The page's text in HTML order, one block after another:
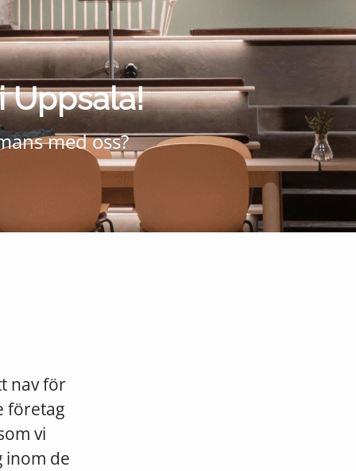
Uppsala!
med oss?
nav för
företag
vi
inom de